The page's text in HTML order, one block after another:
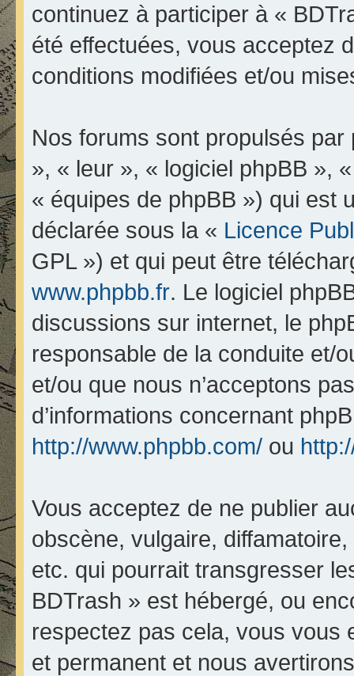
continuez à participer à «
été effectuées, vous acceptez
conditions modifiées et/ou
Nos forums sont propulsés
», « leur », « logiciel phpBB »,
« équipes de phpBB ») qui est
déclarée sous la « Licence
GPL ») et qui peut être
www.phpbb.fr. Le logiciel
discussions sur internet, le
responsable de la conduite et/
et/ou que nous n’acceptons
d’informations concernant
http://www.phpbb.com/ ou
Vous acceptez de ne publier
obscène, vulgaire,
etc. qui pourrait transgresser
BDTrash » est hébergé, ou
respectez pas cela, vous vous
et permanent et nous